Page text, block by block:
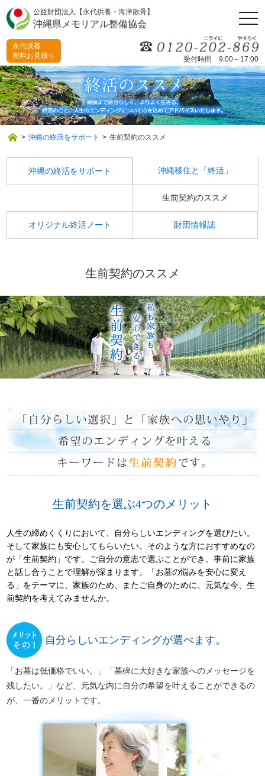
公益財団法人【永代供養・海洋散骨】
沖縄県メモリアル整備協会
受付時間 9:00～17:00
永代供養
無料お見積り
> 沖縄の終活をサポート > 生前契約のススメ
沖縄の終活をサポート 沖縄移住と「終活」
生前契約のススメ
オリジナル終活ノート 財団情報誌
生前契約のススメ
生前契約を選ぶ4つのメリット
人生の締めくくりにおいて、自分らしいエンディングを選びたい。
そして家族にも安心してもらいたい。そのような方におすすめなの
が「生前契約」です。ご自分の意志で選ぶことができ、事前に家族
と話し合うことで理解が深まります。「お墓の悩みを安心に変え
る」をテーマに、家族のため、またご自身のために、元気な今、生
前契約を考えてみませんか。
自分らしいエンディングが選べます。
「お墓は低価格でいい。」「墓碑に大好きな家族へのメッセージを
残したい。」など、元気な内に自分の希望を叶えることができるの
が、一番のメリットです。